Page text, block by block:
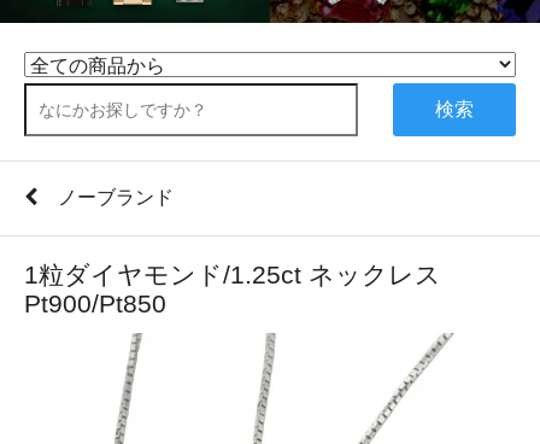
検索
ノーブランド
1粒ダイヤモンド/1.25ct ネックレス
Pt900/Pt850